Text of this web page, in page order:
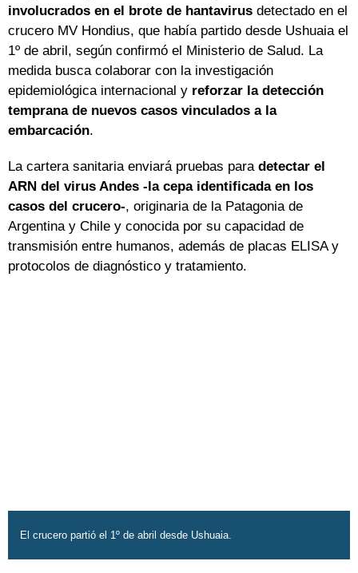
involucrados en el brote de hantavirus detectado en el
crucero MV Hondius, que había partido desde Ushuaia el
1º de abril, según confirmó el Ministerio de Salud. La
medida busca colaborar con la investigación
epidemiológica internacional y reforzar la detección
temprana de nuevos casos vinculados a la
embarcación.
La cartera sanitaria enviará pruebas para detectar el
ARN del virus Andes -la cepa identificada en los
casos del crucero-, originaria de la Patagonia de
Argentina y Chile y conocida por su capacidad de
transmisión entre humanos, además de placas ELISA y
protocolos de diagnóstico y tratamiento.
El crucero partió el 1º de abril desde Ushuaia.